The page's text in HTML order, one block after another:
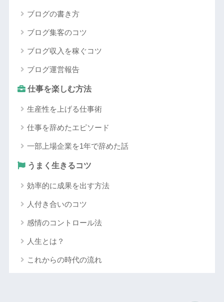
ブログの書き方
ブログ集客のコツ
ブログ収入を稼ぐコツ
ブログ運営報告
仕事を楽しむ方法
生産性を上げる仕事術
仕事を辞めたエピソード
一部上場企業を1年で辞めた話
うまく生きるコツ
効率的に成果を出す方法
人付き合いのコツ
感情のコントロール法
人生とは？
これからの時代の流れ